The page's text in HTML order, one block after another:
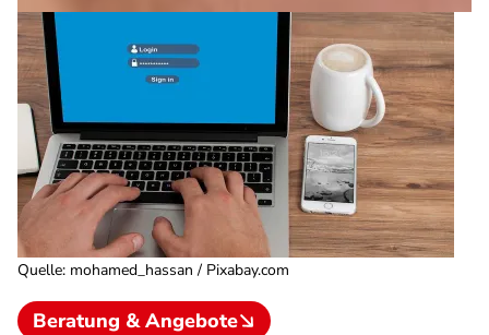
Quelle: mohamed_hassan / Pixabay.com
Beratung & Angebote